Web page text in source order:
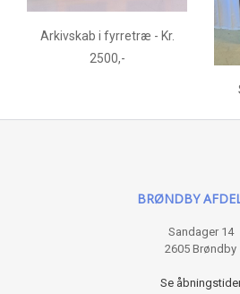
Arkivskab i fyrretræ - Kr.
2500,-
BRØNDBY
Sandager 14
2605 Brøndby
Se